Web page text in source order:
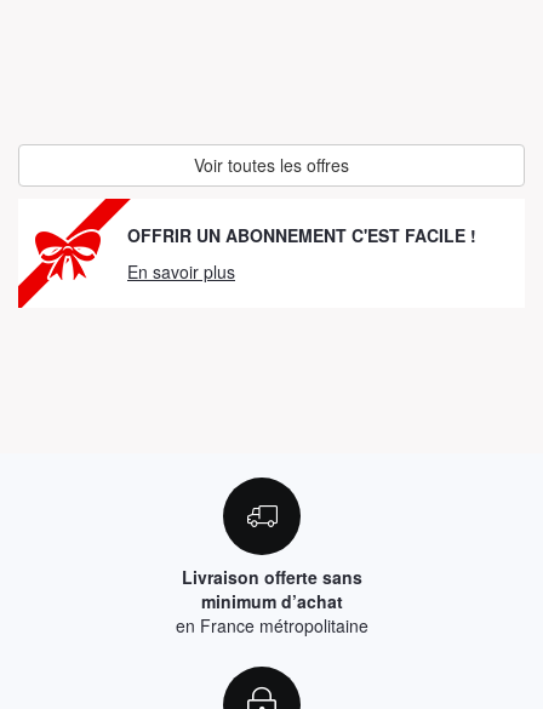
Voir toutes les offres
OFFRIR UN ABONNEMENT C'EST FACILE !
En savoir plus
Livraison offerte sans
minimum d’achat
en France métropolitaine